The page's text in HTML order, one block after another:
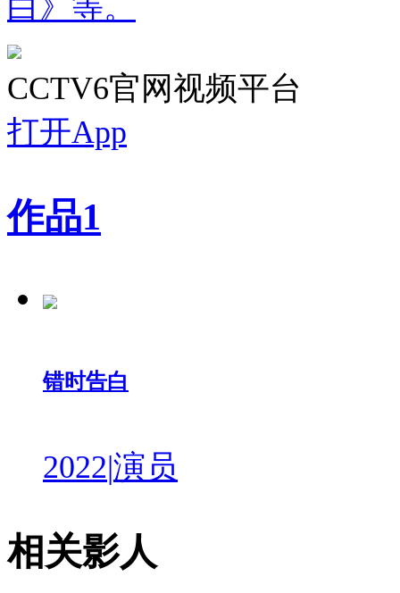
白》等。
CCTV6官网视频平台
打开App
作品1
错时告白
2022|演员
相关影人